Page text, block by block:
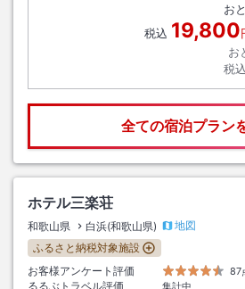
お
税込 19,800
お
税込
全ての宿泊プラン
ホテル三楽荘
和歌山県 白浜(和歌山県)
地図
ふるさと納税対象施設
お客様アンケート評価
87
るるぶトラベル評価